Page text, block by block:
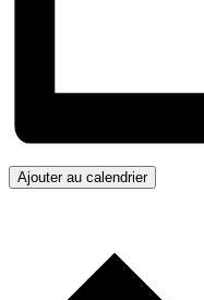
Ajouter au calendrier